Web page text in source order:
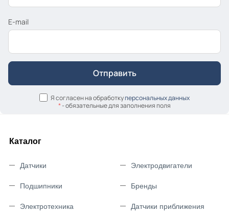
E-mail
Я согласен на обработкуперсональных данных
*- обязательные для заполнения поля
Каталог
Датчики
Подшипники
Электротехника
Электродвигатели
Бренды
Датчики приближения